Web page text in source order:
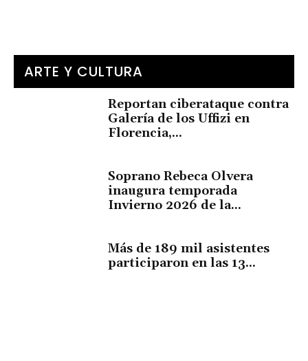
ARTE Y CULTURA
Reportan ciberataque contra
Galería de los Uffizi en
Florencia,...
Soprano Rebeca Olvera
inaugura temporada
Invierno 2026 de la...
Más de 189 mil asistentes
participaron en las 13...